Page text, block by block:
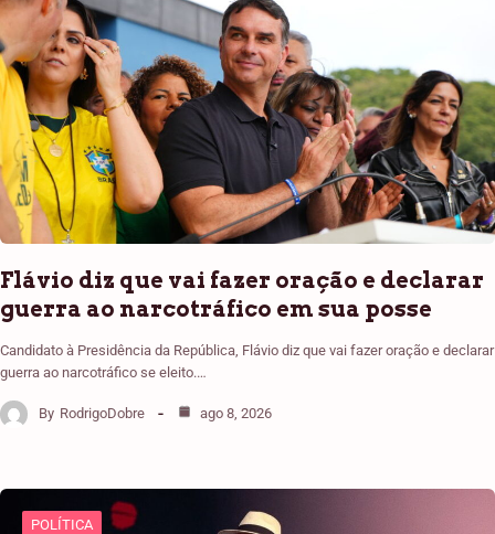
Flávio diz que vai fazer oração e declarar
guerra ao narcotráfico em sua posse
Candidato à Presidência da República, Flávio diz que vai fazer oração e declarar
guerra ao narcotráfico se eleito.…
By RodrigoDobre ago 8, 2026
POLÍTICA